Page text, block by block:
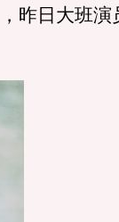
昨日大班演